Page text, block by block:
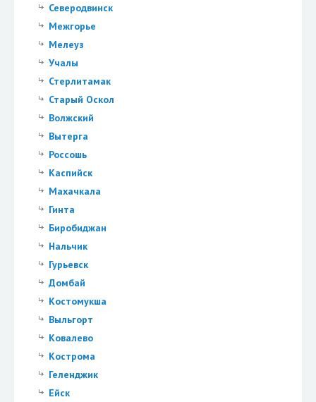
Северодвинск
Межгорье
Мелеуз
Учалы
Стерлитамак
Старый Оскол
Волжский
Вытерга
Россошь
Каспийск
Махачкала
Гинта
Биробиджан
Нальчик
Гурьевск
Домбай
Костомукша
Выльгорт
Ковалево
Кострома
Геленджик
Ейск